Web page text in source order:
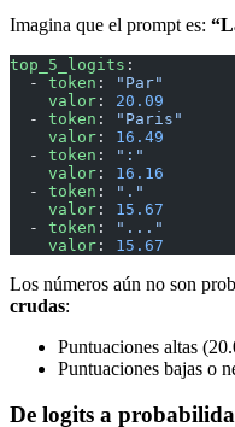
Imagina que el prompt es:
top_5_logits :
  -
token :
"Par"
    valor
: 20.09
  -
token :
"Paris"
    valor
: 16.49
  -
token :
":"
    valor
: 16.16
  -
token :
"."
    valor
: 15.67
  -
token :
"..."
    valor
: 15.67
Los números aún no son
crudas:
Puntuaciones altas
Puntuaciones bajas o
De logits a